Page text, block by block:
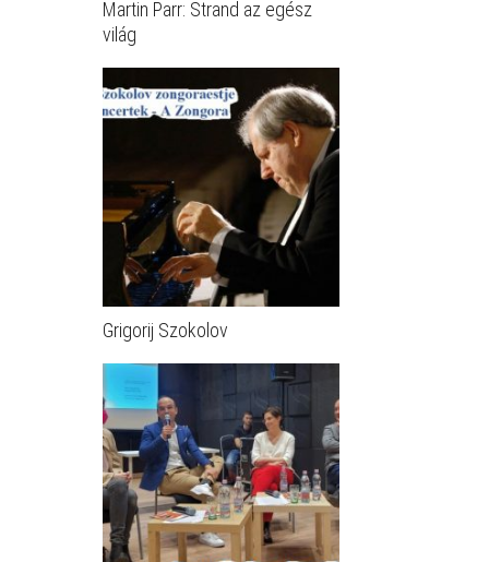
Martin Parr: Strand az egész
világ
Grigorij Szokolov